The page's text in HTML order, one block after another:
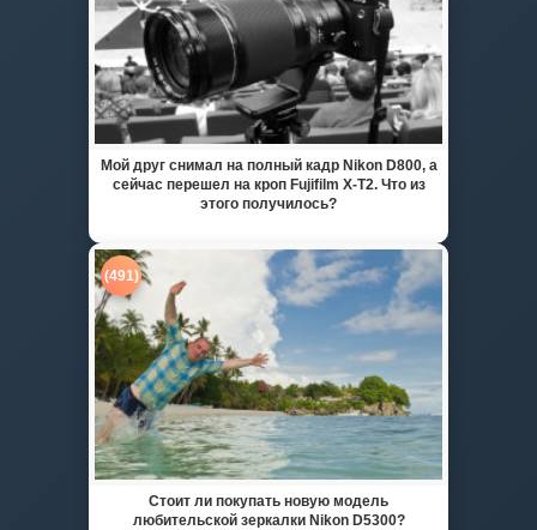
Мой друг снимал на полный кадр Nikon D800, а
сейчас перешел на кроп Fujifilm X-T2. Что из
этого получилось?
(491)
Стоит ли покупать новую модель
любительской зеркалки Nikon D5300?